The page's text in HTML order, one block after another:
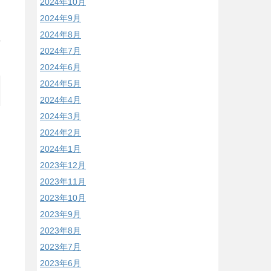
2024年9月
2024年8月
2024年7月
2024年6月
2024年5月
2024年4月
2024年3月
2024年2月
2024年1月
2023年12月
2023年11月
2023年10月
2023年9月
2023年8月
2023年7月
2023年6月